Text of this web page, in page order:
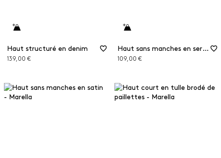
Haut structuré en denim
139,00 €
Haut sans manches en sergé
109,00 €